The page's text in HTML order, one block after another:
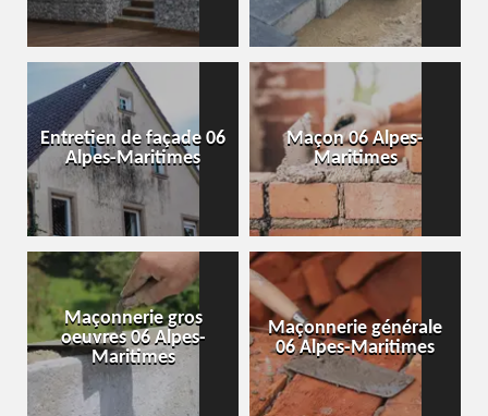
Entretien de façade 06
Alpes-Maritimes
Maçon 06 Alpes-
Maritimes
Maçonnerie gros
oeuvres 06 Alpes-
Maritimes
Maçonnerie générale
06 Alpes-Maritimes